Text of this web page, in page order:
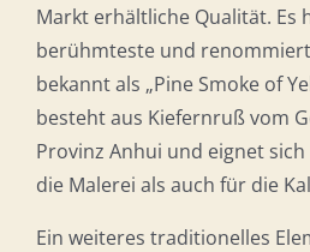
Markt erhältliche Qualität. Es
berühmteste und
bekannt als „Pine Smoke of
besteht aus Kiefernruß vom
Provinz Anhui und eignet
die Malerei als auch für die
Ein weiteres traditionelles